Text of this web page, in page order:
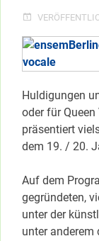
Huldigungen
oder für
präsentiert
dem 19. / 20.
Auf dem
gegründeten,
unter der
unter anderem